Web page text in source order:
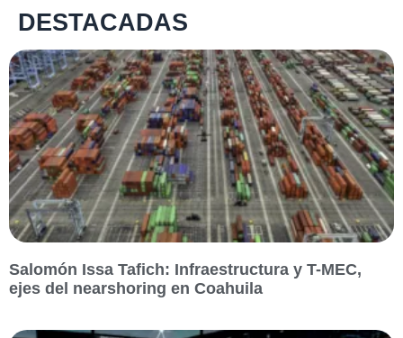
DESTACADAS
Salomón Issa Tafich: Infraestructura y T-MEC,
ejes del nearshoring en Coahuila